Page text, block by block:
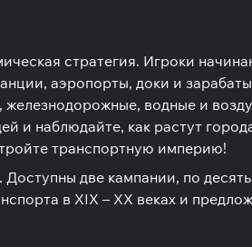
стратегия. Игроки
аэропорты, доки и
водные и
и наблюдайте, как растут
транспортную империю!
две кампании, по
в XIX – XX веках и